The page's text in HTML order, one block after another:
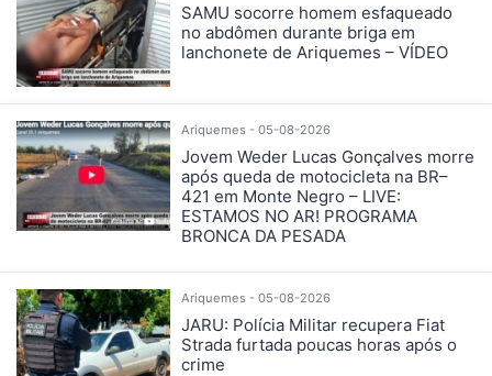
SAMU socorre homem esfaqueado
no abdômen durante briga em
lanchonete de Ariquemes – VÍDEO
Ariquemes - 05-08-2026
Jovem Weder Lucas Gonçalves morre
após queda de motocicleta na BR–
421 em Monte Negro – LIVE:
ESTAMOS NO AR! PROGRAMA
BRONCA DA PESADA
Ariquemes - 05-08-2026
JARU: Polícia Militar recupera Fiat
Strada furtada poucas horas após o
crime